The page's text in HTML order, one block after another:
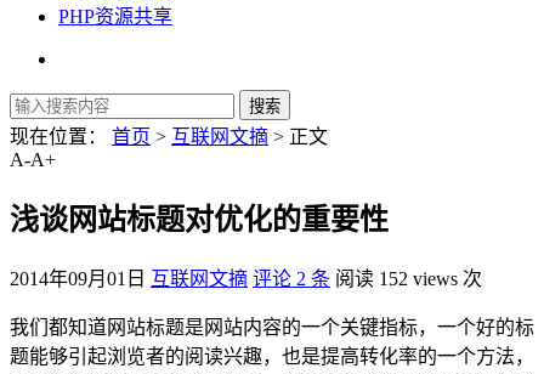
PHP资源共享
现在位置： 首页 > 互联网文摘 > 正文
A-A+
浅谈网站标题对优化的重要性
2014年09月01日 互联网文摘 评论 2 条 阅读 152 views 次
我们都知道网站标题是网站内容的一个关键指标，一个好的标
题能够引起浏览者的阅读兴趣，也是提高转化率的一个方法，